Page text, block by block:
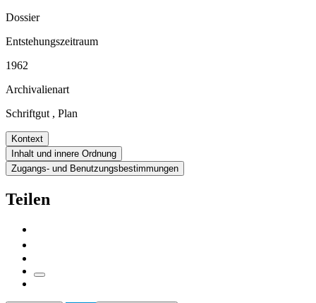
Dossier
Entstehungszeitraum
1962
Archivalienart
Schriftgut , Plan
Kontext
Inhalt und innere Ordnung
Zugangs- und Benutzungsbestimmungen
Teilen